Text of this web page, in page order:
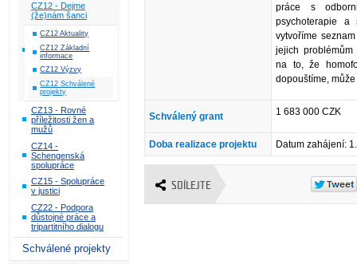
CZ12 - Dejme
(že)nám šanci
CZ12 Aktuality
CZ12 Základní
informace
CZ12 Výzvy
CZ12 Schválené
projekty
CZ13 - Rovné
příležitosti žen a
mužů
CZ14 -
Schengenská
spolupráce
CZ15 - Spolupráce
v justici
CZ22 - Podpora
důstojné práce a
tripartitního dialogu
Schválené projekty
práce s
psychoterapie a
vytvoříme
jejich problémům
na to, že
dopouštíme,
Schválený grant 1 683 000 CZK
Doba realizace projektu Datum zahájení:
SDÍLEJTE